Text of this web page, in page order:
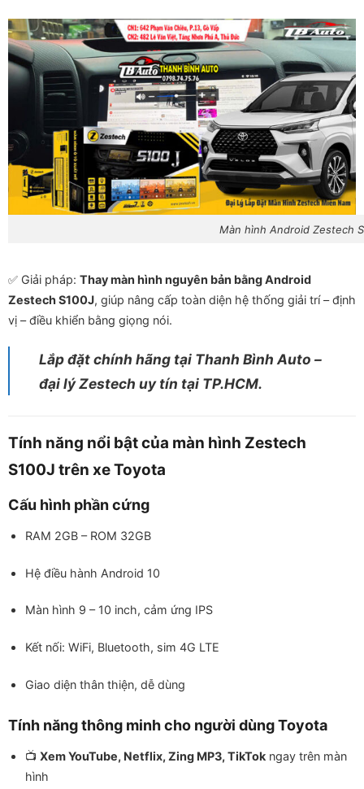
Màn hình Android Zestech
✅ Giải pháp: Thay màn hình nguyên bản bằng Android
Zestech S100J, giúp nâng cấp toàn diện hệ thống giải trí – định
vị – điều khiển bằng giọng nói.
Lắp đặt chính hãng tại Thanh Bình Auto –
đại lý Zestech uy tín tại TP.HCM.
Tính năng nổi bật của màn hình Zestech
S100J trên xe Toyota
Cấu hình phần cứng
RAM 2GB – ROM 32GB
Hệ điều hành Android 10
Màn hình 9 – 10 inch, cảm ứng IPS
Kết nối: WiFi, Bluetooth, sim 4G LTE
Giao diện thân thiện, dễ dùng
Tính năng thông minh cho người dùng Toyota
📺 Xem YouTube, Netflix, Zing MP3, TikTokngay trên màn
hình